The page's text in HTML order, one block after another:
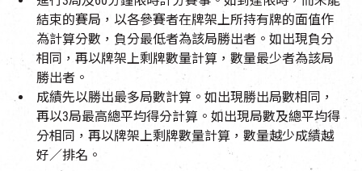
結束的賽局，以各參賽者在牌架上所持有牌的面值作
為計算分數，負分最低者為該局勝出者。如出現負分
相同，再以牌架上剩牌數量計算，數量最少者為該局
勝出者。
成績先以勝出最多局數計算。如出現勝出局數相同，
再以3局最高總平均得分計算。如出現局數及總平均得
分相同，再以牌架上剩牌數量計算，數量越少成績越
好／排名。